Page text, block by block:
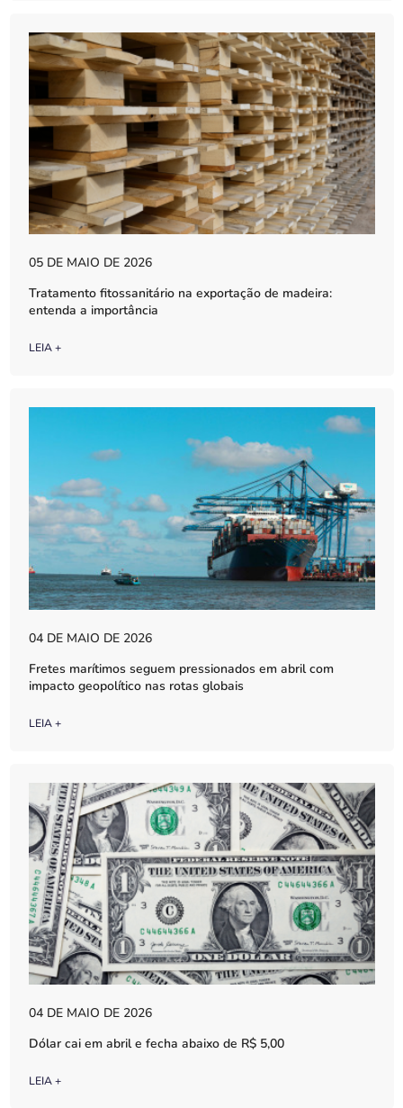
05 DE MAIO DE 2026
Tratamento fitossanitário na exportação de madeira:
entenda a importância
LEIA +
04 DE MAIO DE 2026
Fretes marítimos seguem pressionados em abril com
impacto geopolítico nas rotas globais
LEIA +
04 DE MAIO DE 2026
Dólar cai em abril e fecha abaixo de R$ 5,00
LEIA +